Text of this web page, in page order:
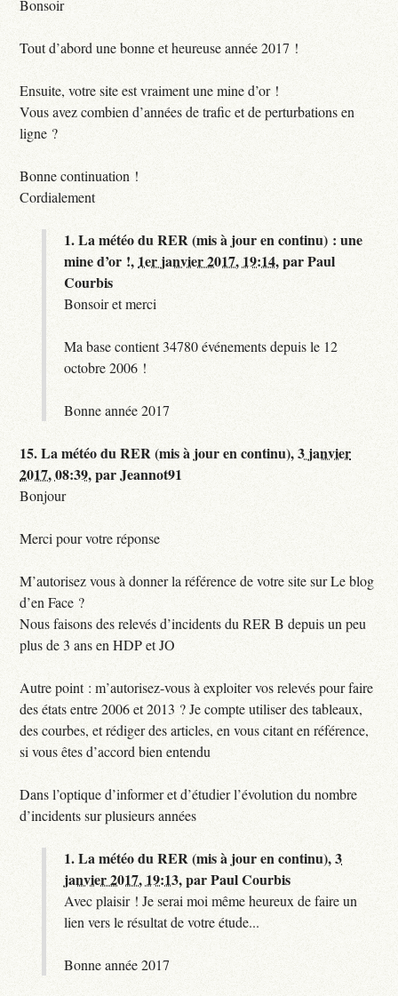
Bonsoir
Tout d’abord une bonne et heureuse année 2017 !
Ensuite, votre site est vraiment une mine d’or !
Vous avez combien d’années de trafic et de perturbations en
ligne ?
Bonne continuation !
Cordialement
1.La météo du RER (mis à jour en continu) : une
mine d’or !, 1er janvier 2017, 19:14,parPaul
Courbis
Bonsoir et merci
Ma base contient 34780 événements depuis le 12
octobre 2006 !
Bonne année 2017
15.La météo du RER (mis à jour en continu),3 janvier
2017, 08:39,parJeannot91
Bonjour
Merci pour votre réponse
M’autorisez vous à donner la référence de votre site sur Le blog
d’en Face ?
Nous faisons des relevés d’incidents du RER B depuis un peu
plus de 3 ans en HDP et JO
Autre point : m’autorisez-vous à exploiter vos relevés pour faire
des états entre 2006 et 2013 ? Je compte utiliser des tableaux,
des courbes, et rédiger des articles, en vous citant en référence,
si vous êtes d’accord bien entendu
Dans l’optique d’informer et d’étudier l’évolution du nombre
d’incidents sur plusieurs années
1.La météo du RER (mis à jour en continu),3
janvier 2017, 19:13,parPaul Courbis
Avec plaisir ! Je serai moi même heureux de faire un
lien vers le résultat de votre étude...
Bonne année 2017